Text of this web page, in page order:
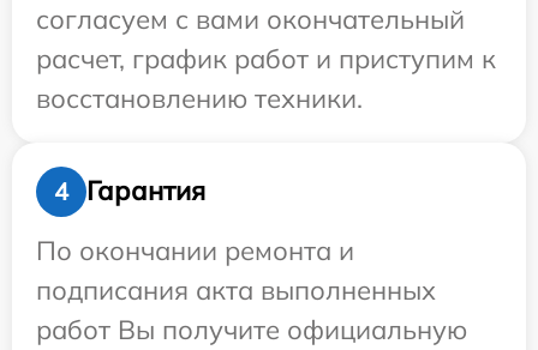
согласуем с вами окончательный
расчет, график работ и приступим к
восстановлению техники.
4
Гарантия
По окончании ремонта и
подписания акта выполненных
работ Вы получите официальную